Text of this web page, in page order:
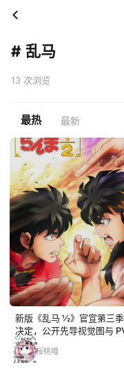
# 乱马
13 次浏览
最热 最新
新版《乱马 ½》官宣第三
决定，公开先导视觉图与
定于2026 年 10 月日本电视
播。 本作由 MAPPA 制作
季分别于 2024、2025 年秋
桜桃喵